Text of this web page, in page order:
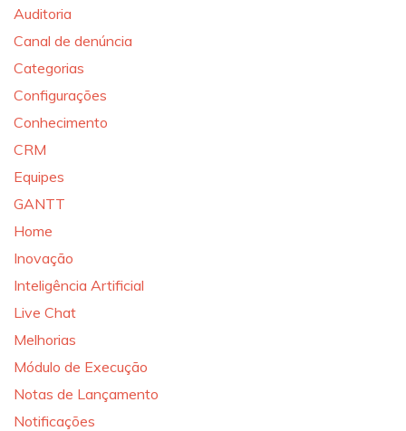
Auditoria
Canal de denúncia
Categorias
Configurações
Conhecimento
CRM
Equipes
GANTT
Home
Inovação
Inteligência Artificial
Live Chat
Melhorias
Módulo de Execução
Notas de Lançamento
Notificações